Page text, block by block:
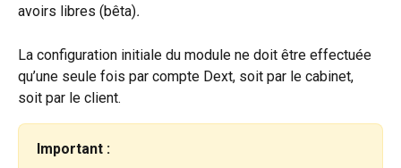
avoirs libres (bêta).
La configuration initiale du module ne doit être effectuée
qu’une seule fois par compte Dext, soit par le cabinet,
soit par le client.
Important :